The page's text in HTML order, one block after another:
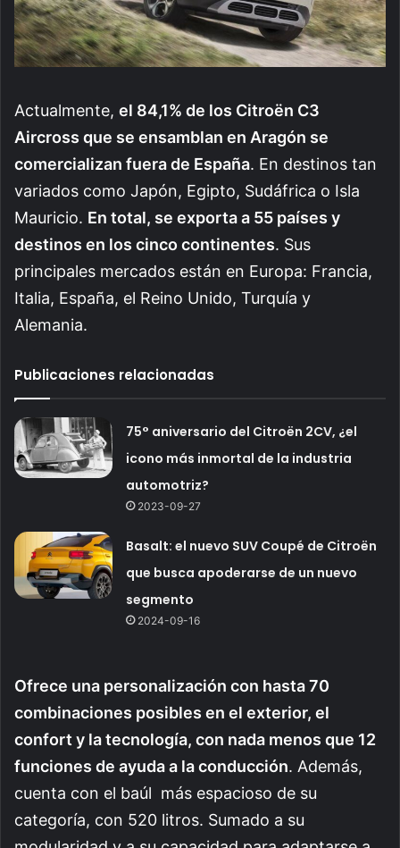
Actualmente, el 84,1% de los Citroën C3
Aircross que se ensamblan en Aragón se
comercializan fuera de España. En destinos tan
variados como Japón, Egipto, Sudáfrica o Isla
Mauricio. En total, se exporta a 55 países y
destinos en los cinco continentes. Sus
principales mercados están en Europa: Francia,
Italia, España, el Reino Unido, Turquía y
Alemania.
Publicaciones relacionadas
75° aniversario del Citroën 2CV, ¿el
icono más inmortal de la industria
automotriz?
2023-09-27
Basalt: el nuevo SUV Coupé de Citroën
que busca apoderarse de un nuevo
segmento
2024-09-16
Ofrece una personalización con hasta 70
combinaciones posibles en el exterior, el
confort y la tecnología, con nada menos que 12
funciones de ayuda a la conducción. Además,
cuenta con el baúl más espacioso de su
categoría, con 520 litros. Sumado a su